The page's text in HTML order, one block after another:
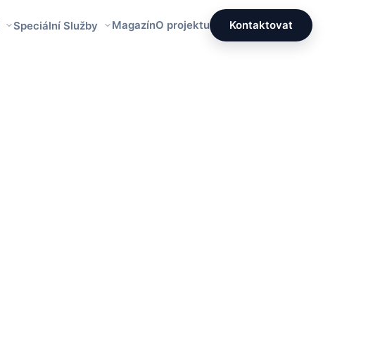
Speciální Služby MagazínO projektu Kontaktovat